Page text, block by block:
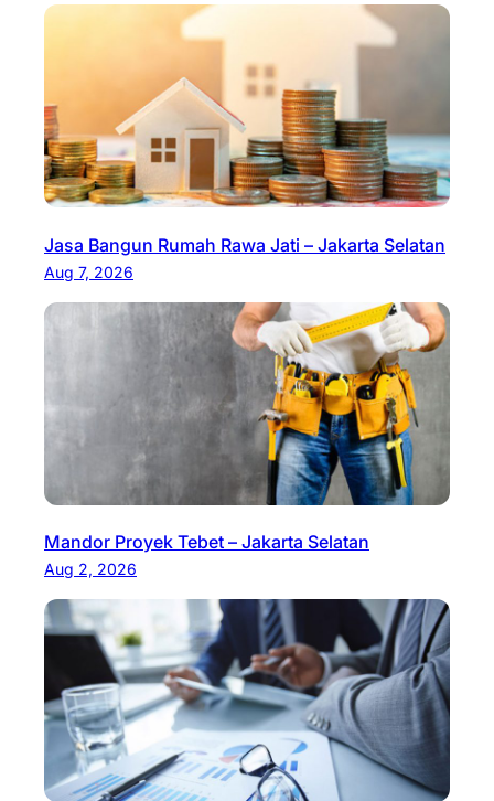
Jasa Bangun Rumah Rawa Jati – Jakarta Selatan
Aug 7, 2026
Mandor Proyek Tebet – Jakarta Selatan
Aug 2, 2026